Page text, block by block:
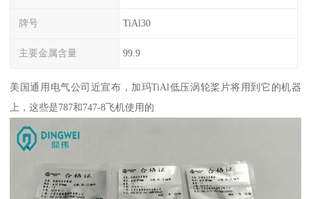
牌号 TiAl30
主要金属含量 99.9
美国通用电气公司近宣布，加玛TiAl低压涡轮桨片将用到它的机器
上，这些是787和747-8飞机使用的